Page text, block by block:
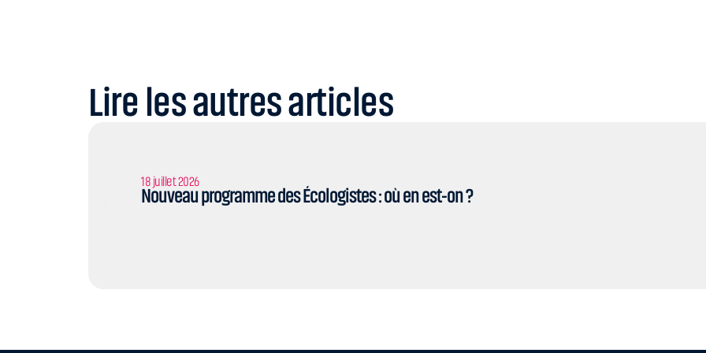
Lire les autres articles
18 juillet 2026
Nouveau programme des Écologistes : où en est-on ?